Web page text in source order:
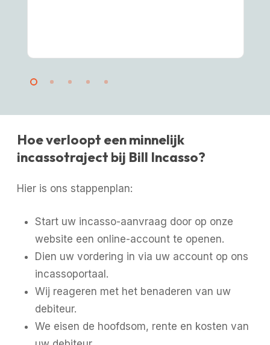
Hoe verloopt een minnelijk
incassotraject bij Bill Incasso?
Hier is ons stappenplan:
Start uw incasso-aanvraag door op onze
website een online-account te openen.
Dien uw vordering in via uw account op ons
incassoportaal.
Wij reageren met het benaderen van uw
debiteur.
We eisen de hoofdsom, rente en kosten van